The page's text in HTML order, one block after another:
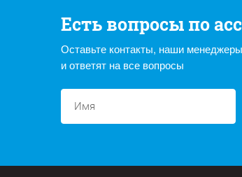
Есть вопросы по
Оставьте контакты, наши
и ответят на все вопросы